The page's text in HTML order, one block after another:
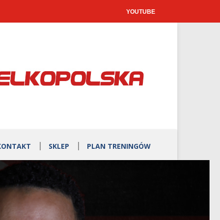
YOUTUBE
SKLEP PLAN TRENINGÓW